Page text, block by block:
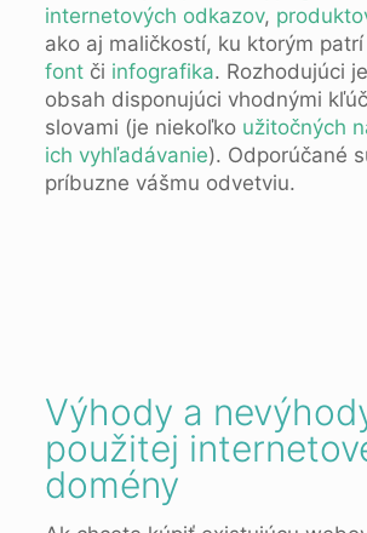
internetových odkazov,
ako aj maličkostí, ku ktorým
fontči infografika. Rozhodujúci
obsah disponujúci vhodnými
slovami (je niekoľko užitočných
ich vyhľadávanie). Odporúčané
príbuzne vášmu odvetviu.
Výhody a
použitej
domény